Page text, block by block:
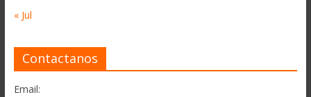
« Jul
Contactanos
Email: